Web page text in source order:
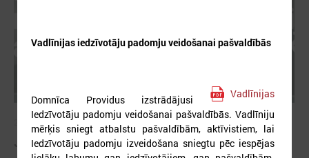
2026. gada 16. marts
Jauna profesionālās pilnveides programma
Vadlīnijas iedzīvotāju padomju veidošanai pašvaldībās
Domnīca Providus izstrādājusi
Vadlīnijas
Iedzīvotāju padomju veidošanai pašvaldībās. Vadlīniju
mērķis sniegt atbalstu pašvaldībām, aktīvistiem, lai
Iedzīvotāju padomju izveidošana sniegtu pēc iespējas